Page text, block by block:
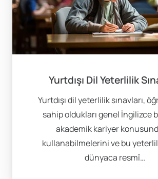
Yurtdışı Dil Yeterlilik
Yurtdışı dil yeterlilik sınavları,
sahip oldukları genel İngilizce
akademik kariyer
kullanabilmelerini ve bu
dünyaca resmî…